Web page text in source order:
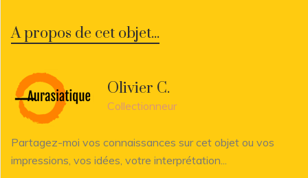
A propos de cet objet...
Olivier C.
Collectionneur
Partagez-moi vos connaissances sur cet objet ou vos
impressions, vos idées, votre interprétation...